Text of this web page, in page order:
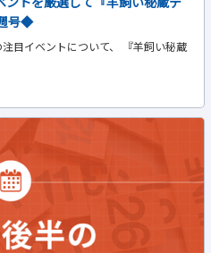
号◆
目イベントについて、 『羊飼い秘蔵